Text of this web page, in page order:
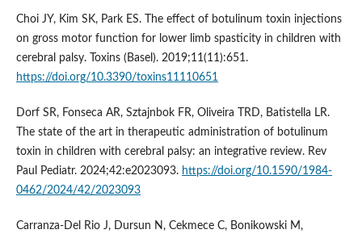
Choi JY, Kim SK, Park ES. The effect of botulinum toxin injections
on gross motor function for lower limb spasticity in children with
cerebral palsy. Toxins (Basel). 2019;11(11):651.
https://doi.org/10.3390/toxins11110651
Dorf SR, Fonseca AR, Sztajnbok FR, Oliveira TRD, Batistella LR.
The state of the art in therapeutic administration of botulinum
toxin in children with cerebral palsy: an integrative review. Rev
Paul Pediatr. 2024;42:e2023093. https://doi.org/10.1590/1984-
0462/2024/42/2023093
Carranza-Del Rio J, Dursun N, Cekmece C, Bonikowski M,